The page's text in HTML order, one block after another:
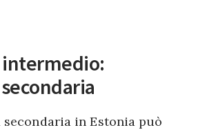
secondaria in Estonia può